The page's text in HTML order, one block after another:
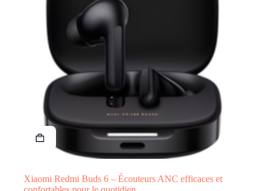
Xiaomi Redmi Buds 6 – Écouteurs ANC efficaces et